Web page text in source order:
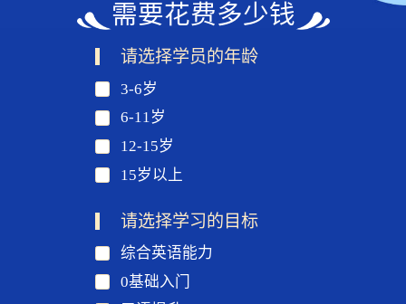
需要花费多少钱
请选择学员的年龄
3-6岁
6-11岁
12-15岁
15岁以上
请选择学习的目标
综合英语能力
0基础入门